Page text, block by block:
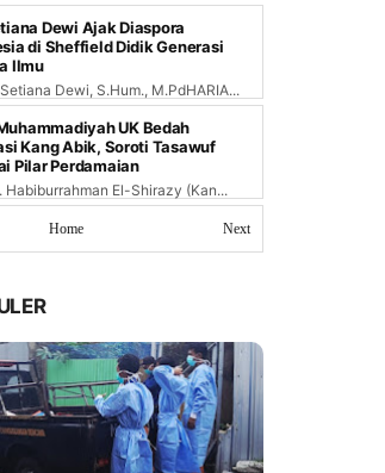
Dewi Ajak Diaspora
di Sheffield Didik Generasi
Ilmu
Dewi, S.Hum., M.PdHARIA...
UK Bedah
Kang Abik, Soroti Tasawuf
Pilar Perdamaian
Habiburrahman El-Shirazy (Kan...
Next
Home